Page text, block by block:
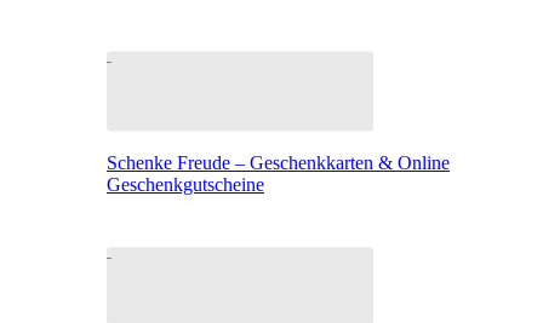
Schenke Freude – Geschenkkarten & Online
Geschenkgutscheine